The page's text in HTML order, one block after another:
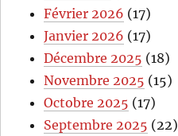
Février 2026 (17)
Janvier 2026 (17)
Décembre 2025 (18)
Novembre 2025 (15)
Octobre 2025 (17)
Septembre 2025 (22)